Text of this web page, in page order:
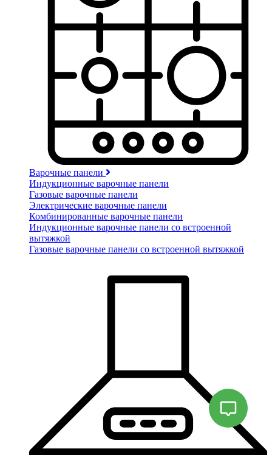
Варочные панели
Индукционные варочные панели
Газовые варочные панели
Электрические варочные панели
Комбинированные варочные панели
Индукционные варочные панели со встроенной
вытяжкой
Газовые варочные панели со встроенной вытяжкой